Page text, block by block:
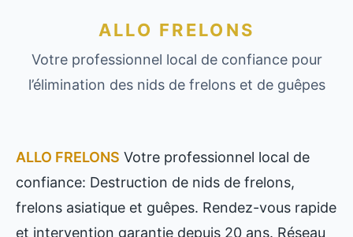
ALLO FRELONS
Votre professionnel local de confiance pour
l’élimination des nids de frelons et de guêpes
ALLO FRELONS Votre professionnel local de
confiance: Destruction de nids de frelons,
frelons asiatique et guêpes. Rendez-vous rapide
et intervention garantie depuis 20 ans. Réseau